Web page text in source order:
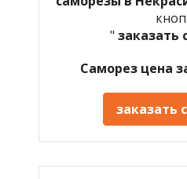
" заказать
Саморез цена
заказать